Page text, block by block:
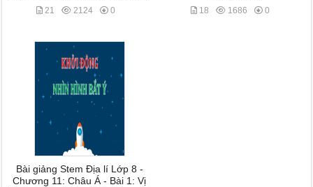
21 2124 0 18 1686 0
Bài giảng Stem Địa lí Lớp 8 -
Chương 11: Châu Á - Bài 1: Vị